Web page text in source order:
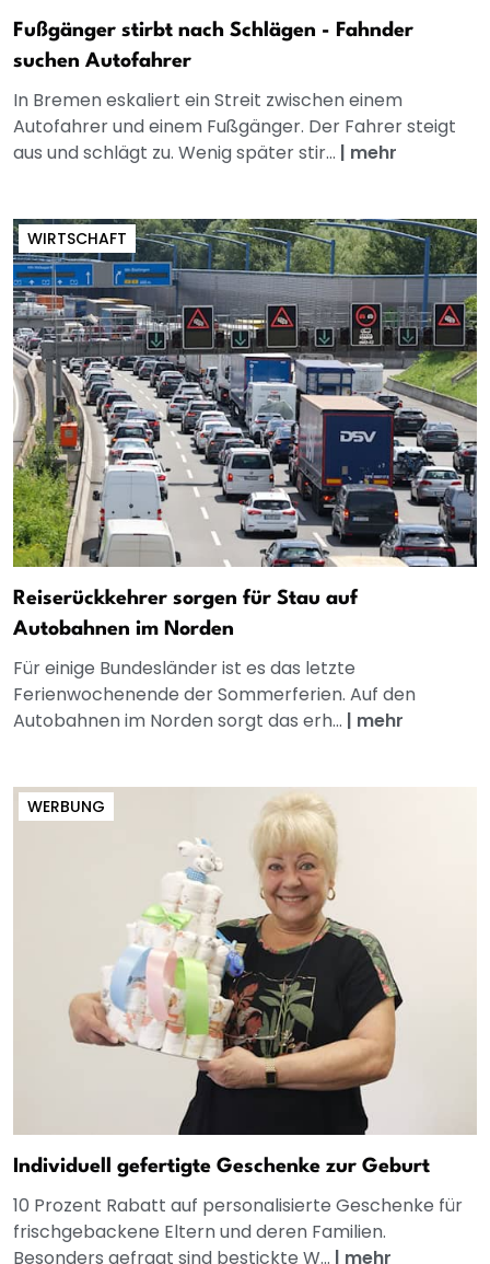
Fußgänger stirbt nach Schlägen - Fahnder
suchen Autofahrer
In Bremen eskaliert ein Streit zwischen einem
Autofahrer und einem Fußgänger. Der Fahrer steigt
aus und schlägt zu. Wenig später stir... | mehr
WIRTSCHAFT
Reiserückkehrer sorgen für Stau auf
Autobahnen im Norden
Für einige Bundesländer ist es das letzte
Ferienwochenende der Sommerferien. Auf den
Autobahnen im Norden sorgt das erh... | mehr
WERBUNG
Individuell gefertigte Geschenke zur Geburt
10 Prozent Rabatt auf personalisierte Geschenke für
frischgebackene Eltern und deren Familien.
Besonders gefragt sind bestickte W... | mehr